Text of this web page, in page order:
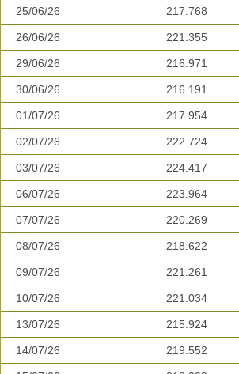
25/06/26 217.768
26/06/26 221.355
29/06/26 216.971
30/06/26 216.191
01/07/26 217.954
02/07/26 222.724
03/07/26 224.417
06/07/26 223.964
07/07/26 220.269
08/07/26 218.622
09/07/26 221.261
10/07/26 221.034
13/07/26 215.924
14/07/26 219.552